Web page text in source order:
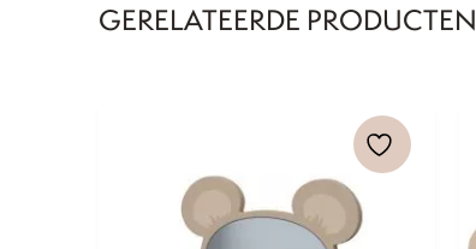
GERELATEERDE PRODUCTEN